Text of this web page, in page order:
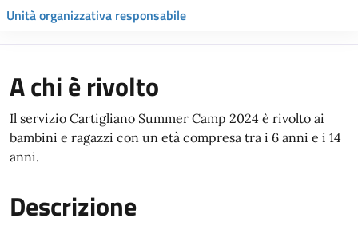
Unità organizzativa responsabile
A chi è rivolto
Il servizio Cartigliano Summer Camp 2024 è rivolto ai
bambini e ragazzi con un età compresa tra i 6 anni e i 14
anni.
Descrizione